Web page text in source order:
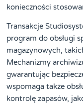
konieczności
Transakcje
program do obsługi
magazynowych,
Mechanizmy
gwarantując
wspomaga także
kontrolę zapasów,